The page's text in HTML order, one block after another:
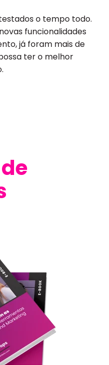
o tempo todo.
funcionalidades
já foram mais de
ter o melhor